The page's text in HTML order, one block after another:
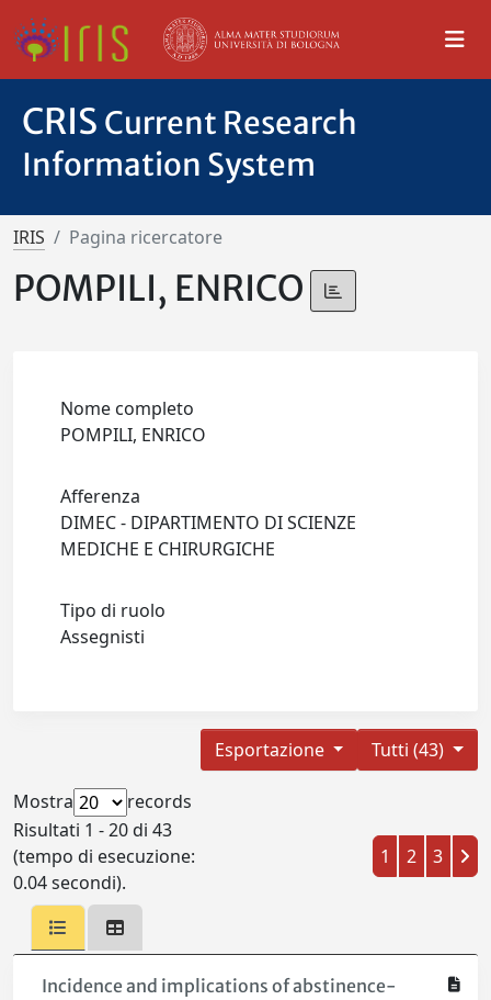
CRIS Current Research
Information System
IRIS Pagina ricercatore
POMPILI, ENRICO
Nome completo
POMPILI, ENRICO
Afferenza
DIMEC - DIPARTIMENTO DI SCIENZE
MEDICHE E CHIRURGICHE
Tipo di ruolo
Assegnisti
Tutti (43)
Esportazione
Mostra
records
Risultati 1 - 20 di 43
(tempo di esecuzione:
0.04 secondi).
1 2 3
Incidence and implications of abstinence-